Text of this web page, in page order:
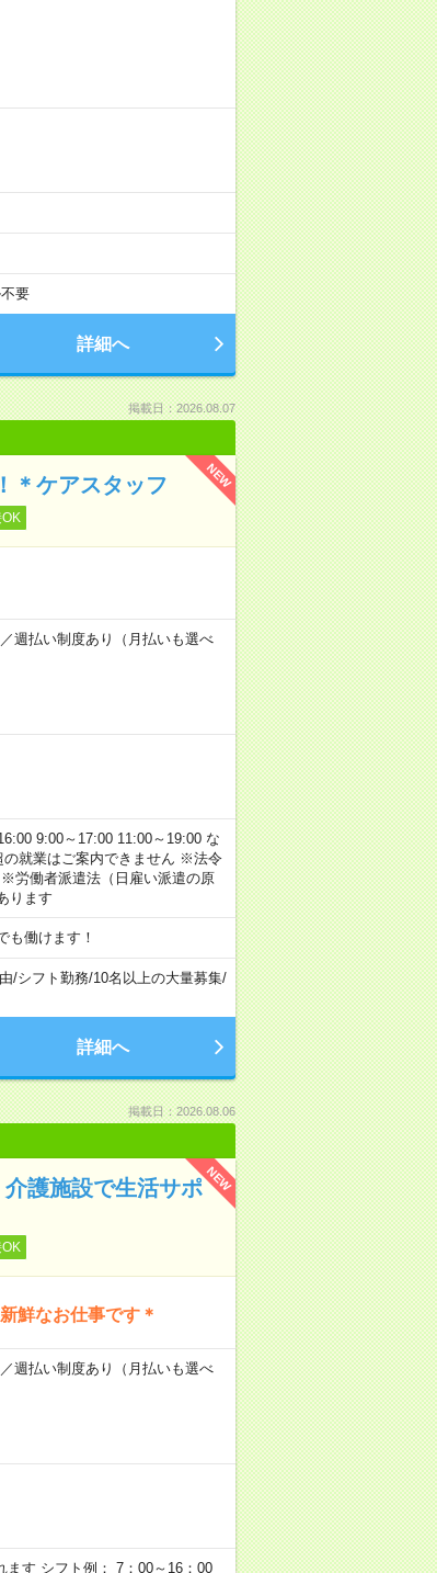
要
詳細へ
掲載日：2026.08.07
NEW
＊ケアスタッフ
払い制度あり（月払いも選べ
9:00～17:00 11:00～19:00 な
就業はご案内できません ※法令
労働者派遣法（日雇い派遣の原
ります
働けます！
/シフト勤務/10名以上の大量募集/
詳細へ
掲載日：2026.08.06
NEW
護施設で生活サポ
鮮なお仕事です＊
払い制度あり（月払いも選べ
す シフト例： 7：00～16：00